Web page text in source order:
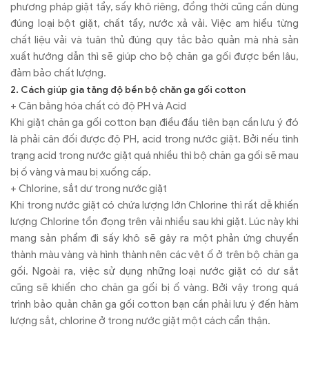
phương pháp giặt tẩy, sấy khô riêng, đồng thời cũng cần dùng
đúng loại bột giặt, chất tẩy, nước xả vải. Việc am hiểu từng
chất liệu vải và tuân thủ đúng quy tắc bảo quản mà nhà sản
xuất hướng dẫn thì sẽ giúp cho bộ chăn ga gối được bền lâu,
đảm bảo chất lượng.
2. Cách giúp gia tăng độ bền bộ chăn ga gối cotton
+ Cân bằng hóa chất có độ PH và Acid
Khi giặt chăn ga gối cotton bạn điều đầu tiên bạn cần lưu ý đó
là phải cân đối được độ PH, acid trong nước giặt. Bởi nếu tình
trạng acid trong nước giặt quá nhiều thì bộ chăn ga gối sẽ mau
bị ố vàng và mau bị xuống cấp.
+ Chlorine, sắt dư trong nước giặt
Khi trong nước giặt có chứa lượng lớn Chlorine thì rất dễ khiến
lượng Chlorine tồn đọng trên vải nhiều sau khi giặt. Lúc này khi
mang sản phẩm đi sấy khô sẽ gây ra một phản ứng chuyển
thành màu vàng và hình thành nên các vệt ố ở trên bộ chăn ga
gối. Ngoài ra, việc sử dụng những loại nước giặt có dư sắt
cũng sẽ khiến cho chăn ga gối bị ố vàng. Bởi vậy trong quá
trình bảo quản chăn ga gối cotton bạn cần phải lưu ý đến hàm
lượng sắt, chlorine ở trong nước giặt một cách cẩn thận.